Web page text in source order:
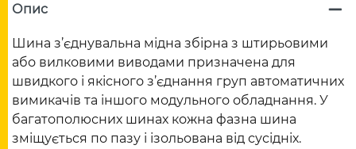
Опис
Шина з’єднувальна мідна збірна з штирьовими
або вилковими виводами призначена для
швидкого і якісного з’єднання груп автоматичних
вимикачів та іншого модульного обладнання. У
багатополюсних шинах кожна фазна шина
зміщується по пазу і ізольована від сусідніх.